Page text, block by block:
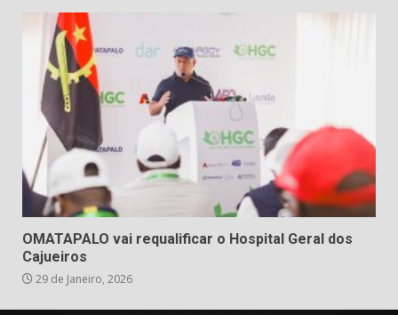
OMATAPALO vai requalificar o Hospital Geral dos
Cajueiros
29 de Janeiro, 2026